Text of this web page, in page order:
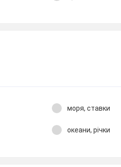
моря, ставки
океани, річки